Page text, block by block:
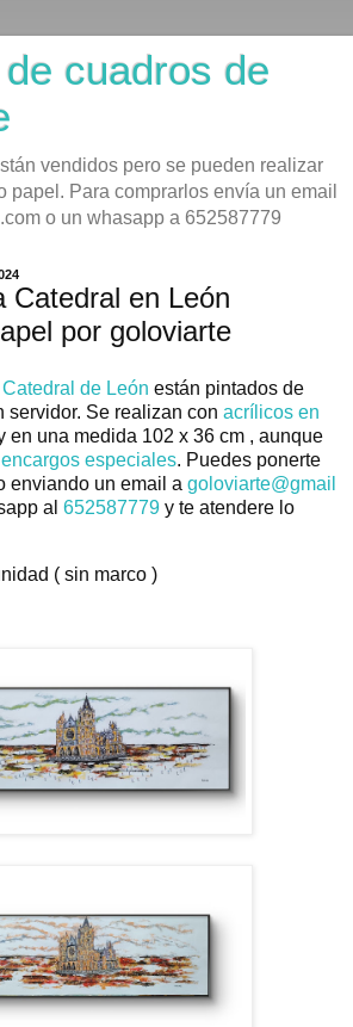
cuadros de
vendidos pero se pueden realizar
papel. Para comprarlos envía un email
o un whasapp a 652587779
Catedral en León
por goloviarte
Catedral de León están pintados de
servidor. Se realizan con acrílicos en
en una medida 102 x 36 cm , aunque
encargos especiales. Puedes ponerte
enviando un email a goloviarte@gmail
al 652587779 y te atendere lo
( sin marco )